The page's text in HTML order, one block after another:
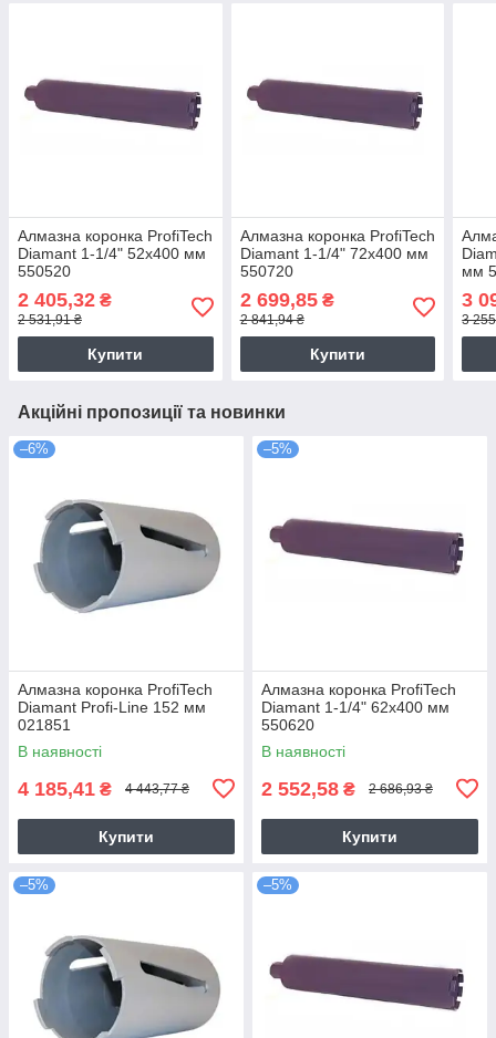
Алмазна коронка ProfiTech
Diamant 1-1/4" 52x400 мм
550520
2 405,32 ₴
2 531,91 ₴
Купити
Алмазна коронка ProfiTech
Diamant 1-1/4" 72x400 мм
550720
2 699,85₴
2 841,94 ₴
Купити
мм
3
3
Акційні пропозиції та новинки
–6%
Алмазна коронка ProfiTech
Diamant Profi-Line 152 мм
021851
В наявності
4 185,41 ₴ 4 443,77 ₴
Купити
–5%
Алмазна коронка ProfiTech
Diamant 1-1/4" 62x400 мм
550620
В наявності
2 552,58 ₴ 2 686,93 ₴
Купити
–5% –5%